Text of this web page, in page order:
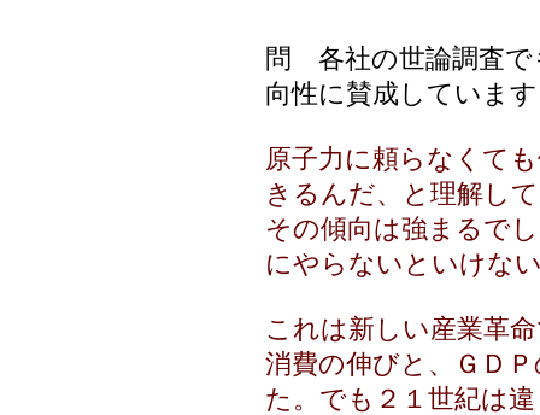
問 各社の世論調査で
向性に賛成していま
原子力に頼らなくて
きるんだ、と理解し
その傾向は強まるで
にやらないといけな
これは新しい産業革
消費の伸びと、ＧＤ
た。でも２１世紀は